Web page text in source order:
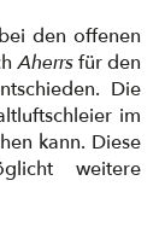
den offenen
Aherrsfür den
Die
im
kann. Diese
weitere